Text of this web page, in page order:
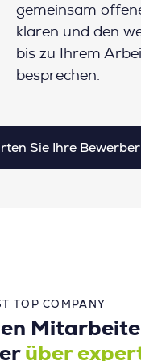
gemeinsam
klären und den
bis zu Ihrem
besprechen.
Sie Ihre
TOP COMPANY
über